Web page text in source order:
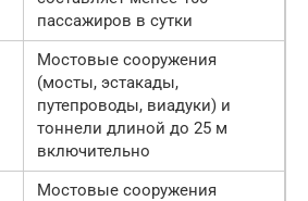
пассажиров в сутки
Мостовые сооружения
(мосты, эстакады,
путепроводы, виадуки) и
тоннели длиной до 25 м
включительно
Мостовые сооружения